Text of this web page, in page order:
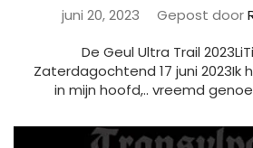
juni 20, 2023 Gepost door
De Geul Ultra Trail
Zaterdagochtend 17 juni
in mijn hoofd,.. vreemd